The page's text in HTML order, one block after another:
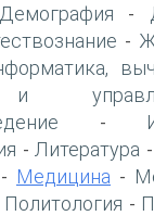
Демография -
-
-
- Литература -
- Медицина -
Политология -